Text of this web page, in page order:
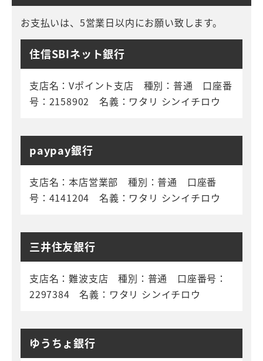
お支払いは、5営業日以内にお願い致します。
住信SBIネット銀行
支店名：Vポイント支店 種別：普通 口座番
号：2158902 名義：ワタリ シンイチロウ
paypay銀行
支店名：本店営業部 種別：普通 口座番
号：4141204 名義：ワタリ シンイチロウ
三井住友銀行
支店名：難波支店 種別：普通 口座番号：
2297384 名義：ワタリ シンイチロウ
ゆうちょ銀行